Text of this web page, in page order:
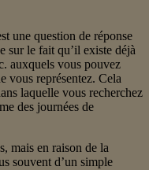
une question de réponse
sur le fait qu’il existe déjà
auxquels vous pouvez
vous représentez. Cela
laquelle vous recherchez
des journées de
mais en raison de la
souvent d’un simple